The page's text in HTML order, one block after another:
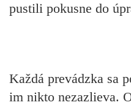
pustili pokusne do
Každá prevádzka sa
im nikto nezazlieva.